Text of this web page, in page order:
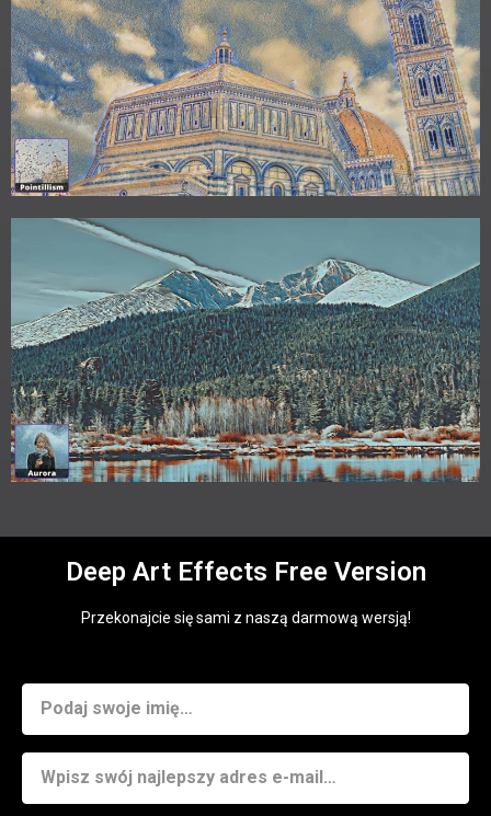
Deep Art Effects Free Version
Przekonajcie się sami z naszą darmową wersją!